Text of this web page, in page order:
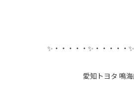
✨・・・・・✨・・・・・
愛知トヨタ 鳴